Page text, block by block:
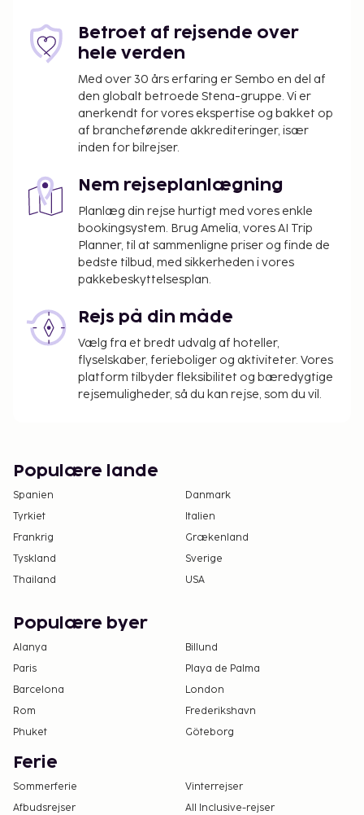
Betroet af rejsende over
hele verden
Med over 30 års erfaring er Sembo en del af
den globalt betroede Stena-gruppe. Vi er
anerkendt for vores ekspertise og bakket op
af brancheførende akkrediteringer, især
inden for bilrejser.
Nem rejseplanlægning
Planlæg din rejse hurtigt med vores enkle
bookingsystem. Brug Amelia, vores AI Trip
Planner, til at sammenligne priser og finde de
bedste tilbud, med sikkerheden i vores
pakkebeskyttelsesplan.
Rejs på din måde
Vælg fra et bredt udvalg af hoteller,
flyselskaber, ferieboliger og aktiviteter. Vores
platform tilbyder fleksibilitet og bæredygtige
rejsemuligheder, så du kan rejse, som du vil.
Populære lande
Spanien
Danmark
Tyrkiet
Italien
Frankrig
Grækenland
Tyskland
Sverige
Thailand
USA
Populære byer
Alanya
Billund
Paris
Playa de Palma
Barcelona
London
Rom
Frederikshavn
Phuket
Göteborg
Ferie
Sommerferie
Vinterrejser
Afbudsrejser
All Inclusive-rejser